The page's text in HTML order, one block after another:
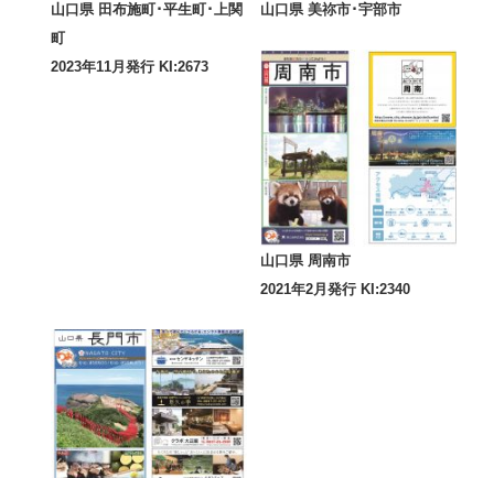
山口県 田布施町･平生町･上関
町
2023年11月発行 KI:2673
山口県 美祢市･宇部市
山口県 周南市
2021年2月発行 KI:2340